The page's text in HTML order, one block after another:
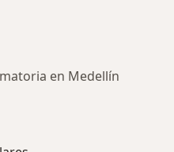
en Medellín